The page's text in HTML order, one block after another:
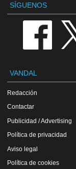
SÍGUENOS
VANDAL
Redacción
Contactar
Publicidad / Advertising
Política de privacidad
Aviso legal
Política de cookies